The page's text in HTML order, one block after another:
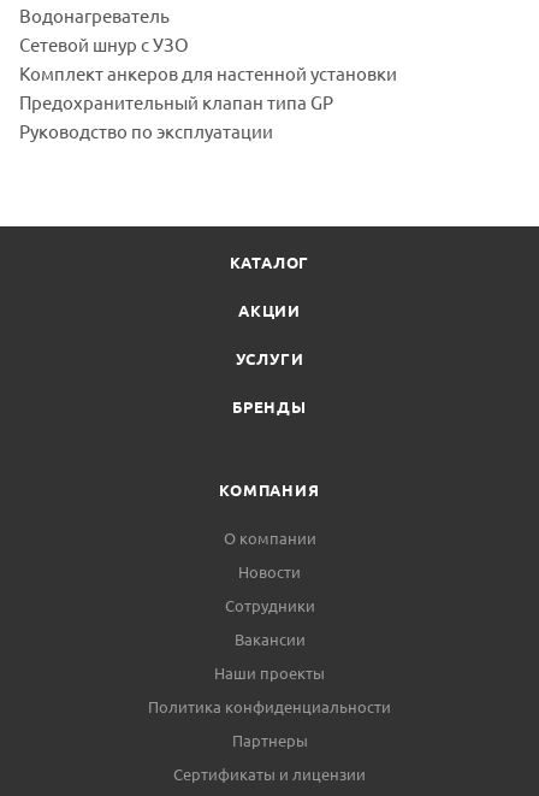
Водонагреватель
Сетевой шнур с УЗО
Комплект анкеров для настенной установки
Предохранительный клапан типа GP
Руководство по эксплуатации
КАТАЛОГ
АКЦИИ
УСЛУГИ
БРЕНДЫ
КОМПАНИЯ
О компании
Новости
Сотрудники
Вакансии
Наши проекты
Политика конфиденциальности
Партнеры
Сертификаты и лицензии